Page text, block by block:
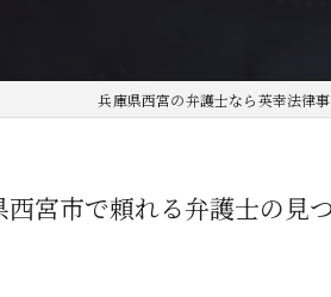
兵庫県西宮の弁護士なら英幸法律
宮市で頼れる弁護士の見